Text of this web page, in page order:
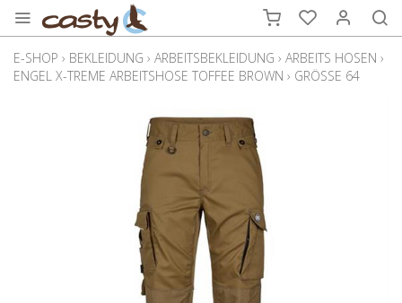
E-SHOP › BEKLEIDUNG › ARBEITSBEKLEIDUNG › ARBEITS HOSEN ›
ENGEL X-TREME ARBEITSHOSE TOFFEE BROWN › GRÖSSE 64